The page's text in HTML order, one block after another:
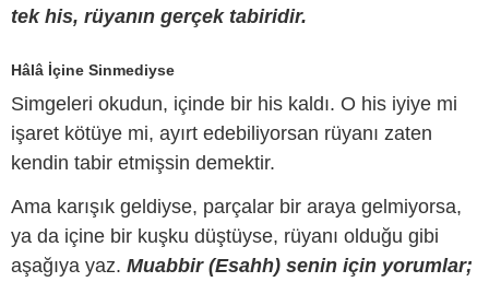
tek his, rüyanın gerçek tabiridir.
Hâlâ İçine Sinmediyse
Simgeleri okudun, içinde bir his kaldı. O his iyiye mi
işaret kötüye mi, ayırt edebiliyorsan rüyanı zaten
kendin tabir etmişsin demektir.
Ama karışık geldiyse, parçalar bir araya gelmiyorsa,
ya da içine bir kuşku düştüyse, rüyanı olduğu gibi
aşağıya yaz. Muabbir (Esahh) senin için yorumlar;